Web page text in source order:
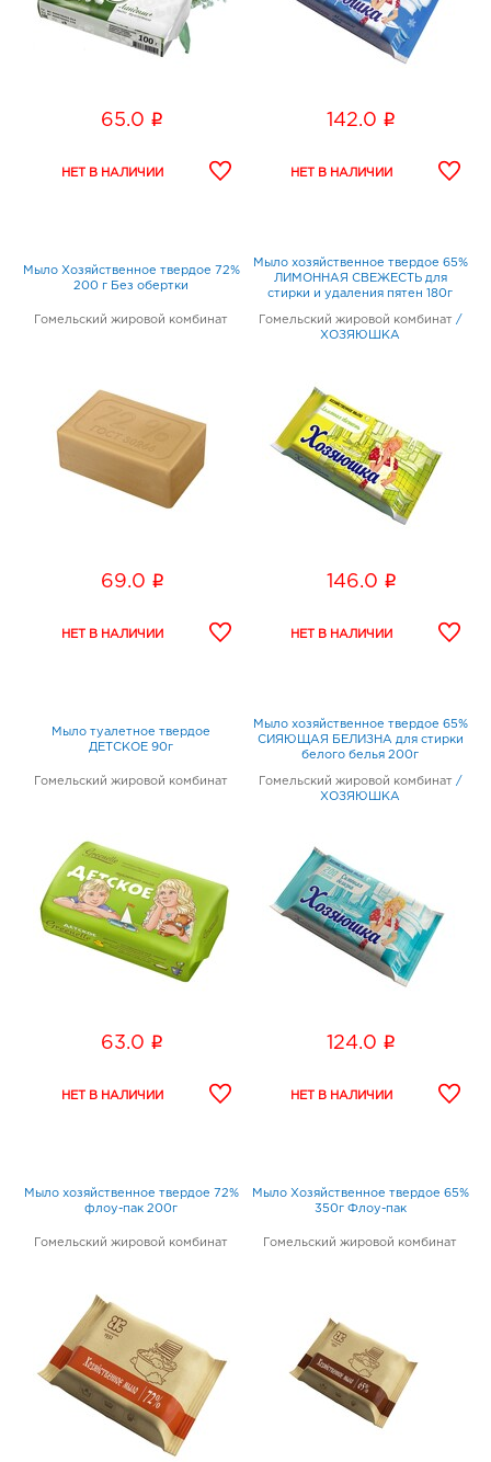
65.0 i 142.0 i
Мыло Хозяйственное твердое 72%
200 г Без обертки
Гомельский жировой комбинат
69.0 i
Мыло хозяйственное твердое 65%
ЛИМОННАЯ СВЕЖЕСТЬ для
стирки и удаления пятен 180г
Гомельский жировой комбинат /
ХОЗЯЮШКА
146.0 i
Мыло туалетное твердое
ДЕТСКОЕ 90г
Гомельский жировой комбинат
63.0 i
Мыло хозяйственное твердое 65%
СИЯЮЩАЯ БЕЛИЗНА для стирки
белого белья 200г
Гомельский жировой комбинат /
ХОЗЯЮШКА
124.0 i
Мыло хозяйственное твердое 72%
флоу-пак 200г
Гомельский жировой комбинат
Мыло Хозяйственное твердое 65%
350г Флоу-пак
Гомельский жировой комбинат